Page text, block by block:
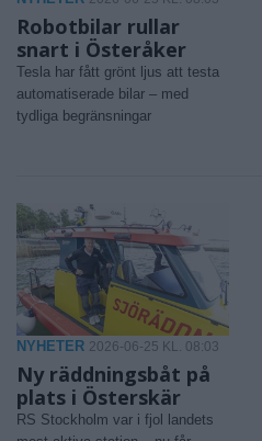
Robotbilar rullar
snart i Österåker
Tesla har fått grönt ljus att testa
automatiserade bilar – med
tydliga begränsningar
NYHETER 2026-06-25 KL. 08:03
Ny räddningsbåt på
plats i Österskär
RS Stockholm var i fjol landets